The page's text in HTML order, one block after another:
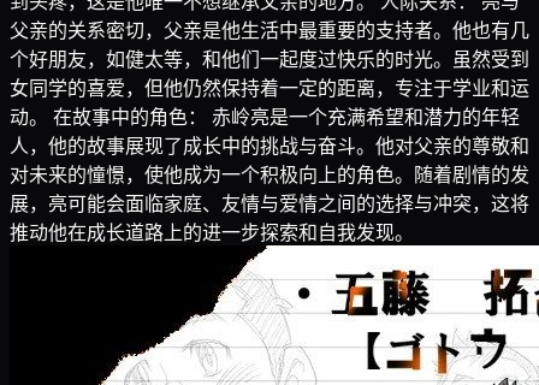
父亲的关系密切，父亲是他生活中最重要的支持者。他也有几
个好朋友，如健太等，和他们一起度过快乐的时光。虽然受到
女同学的喜爱，但他仍然保持着一定的距离，专注于学业和运
动。 在故事中的角色： 赤岭亮是一个充满希望和潜力的年轻
人，他的故事展现了成长中的挑战与奋斗。他对父亲的尊敬和
对未来的憧憬，使他成为一个积极向上的角色。随着剧情的发
展，亮可能会面临家庭、友情与爱情之间的选择与冲突，这将
推动他在成长道路上的进一步探索和自我发现。